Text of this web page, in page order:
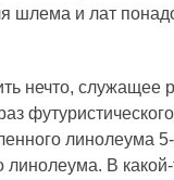
шлема и лат
нечто, служащее
линолеума
линолеума. В